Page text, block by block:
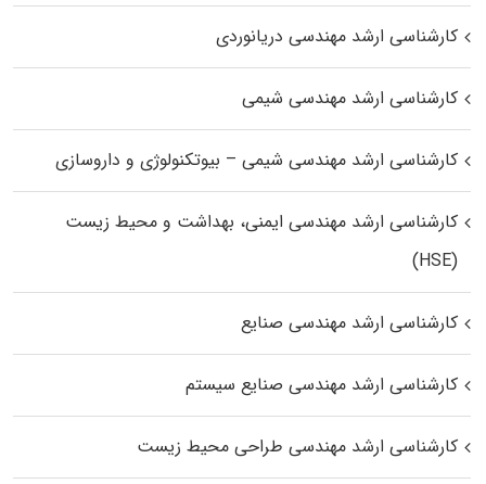
کارشناسی ارشد مهندسی دریانوردی
کارشناسی ارشد مهندسی شیمی
کارشناسی ارشد مهندسی شیمی – بیوتکنولوژی و داروسازی
کارشناسی ارشد مهندسی ایمنی، بهداشت و محیط زیست
(HSE)
کارشناسی ارشد مهندسی صنایع
کارشناسی ارشد مهندسی صنایع سیستم
کارشناسی ارشد مهندسی طراحی محیط زیست